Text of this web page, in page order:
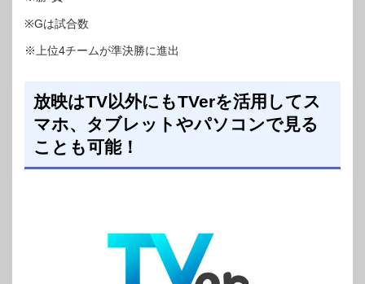
※Gは試合数
※上位4チームが準決勝に進出
放映はTV以外にもTVerを活用してス
マホ、タブレットやパソコンで見る
ことも可能！